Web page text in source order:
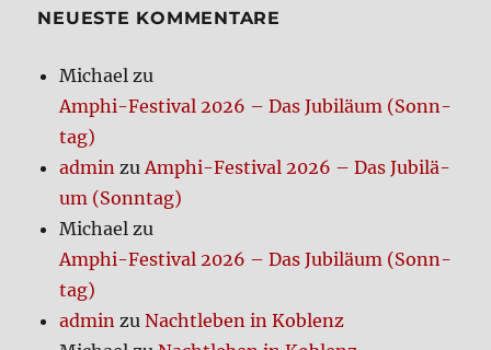
–
de
NEUE­STE KOM­MEN­TA­RE
Michael zu
Amphi-Festi­val 2026 – Das Jubi­lä­um (Sonn­
tag)
admin zuAmphi-Festi­val 2026 – Das Jubi­lä­
um (Sonn­tag)
Michael zu
Amphi-Festi­val 2026 – Das Jubi­lä­um (Sonn­
tag)
admin zuNacht­le­ben in Koblenz